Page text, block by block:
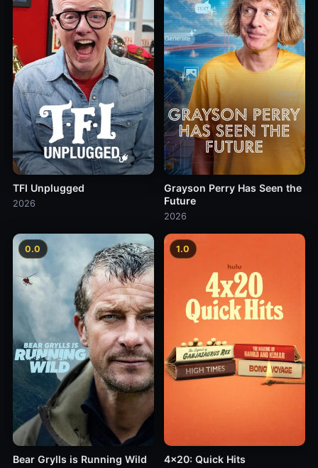
TFI Unplugged
2026
Grayson Perry Has Seen the
Future
2026
0.0
Bear Grylls is Running Wild
1.0
4x20: Quick Hits